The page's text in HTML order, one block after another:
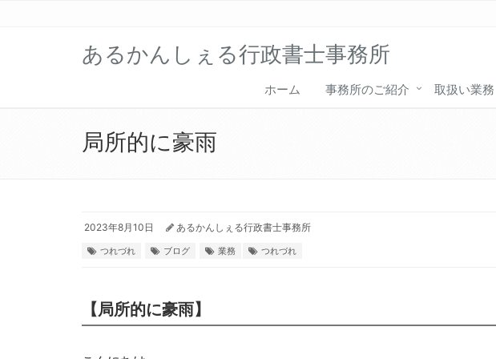
あるかんしぇる行政書士事務所
ホーム 事務所のご紹介 取扱い業務
局所的に豪雨
2023年8月10日 あるかんしぇる行政書士事務所
つれづれ ブログ 業務 つれづれ
【局所的に豪雨】